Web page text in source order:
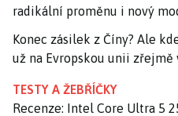
radikální proměnu i nový
Konec zásilek z Číny? Ale
už na Evropskou unii zřejmě
TESTY A ŽEBŘÍČKY
Recenze: Intel Core Ultra 5